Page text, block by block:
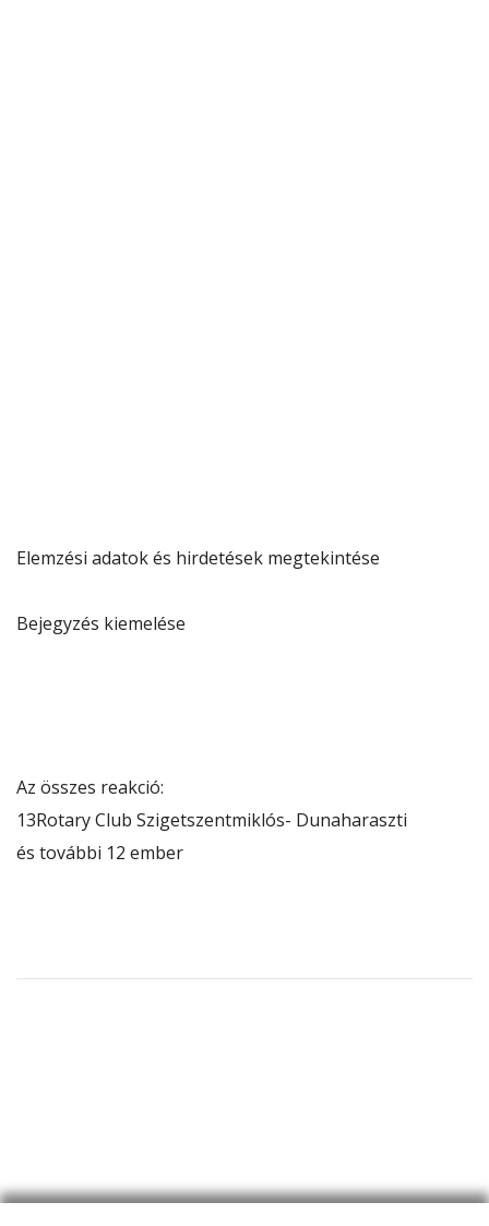
Elemzési adatok és hirdetések megtekintése
Bejegyzés kiemelése
Az összes reakció:
13Rotary Club Szigetszentmiklós- Dunaharaszti
és további 12 ember